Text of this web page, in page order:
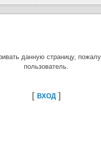
данную страницу,
пользователь.
[ ВХОД]